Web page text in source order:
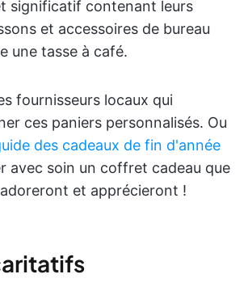
significatif contenant leurs
et accessoires de bureau
une tasse à café.
fournisseurs locaux qui
ces paniers personnalisés. Ou
des cadeaux de fin d'année
avec soin un coffret cadeau que
et apprécieront !